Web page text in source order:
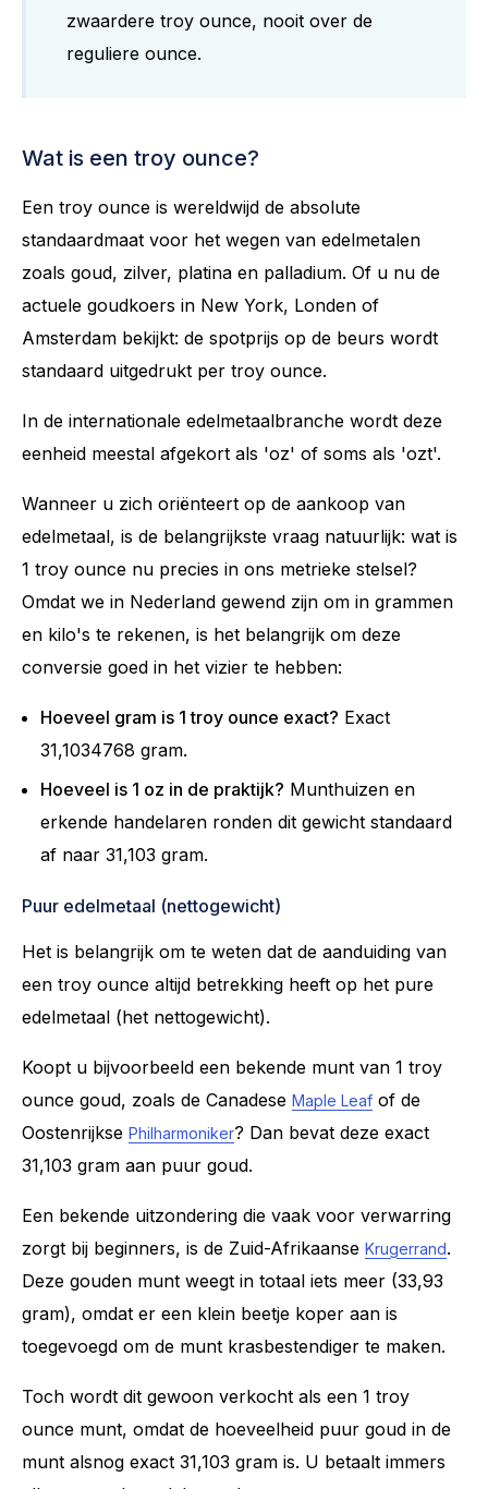
zwaardere troy ounce, nooit over de
reguliere ounce.
Wat is een troy ounce?
Een troy ounce is wereldwijd de absolute
standaardmaat voor het wegen van edelmetalen
zoals goud, zilver, platina en palladium. Of u nu de
actuele goudkoers in New York, Londen of
Amsterdam bekijkt: de spotprijs op de beurs wordt
standaard uitgedrukt per troy ounce.
In de internationale edelmetaalbranche wordt deze
eenheid meestal afgekort als 'oz' of soms als 'ozt'.
Wanneer u zich oriënteert op de aankoop van
edelmetaal, is de belangrijkste vraag natuurlijk: wat is
1 troy ounce nu precies in ons metrieke stelsel?
Omdat we in Nederland gewend zijn om in grammen
en kilo's te rekenen, is het belangrijk om deze
conversie goed in het vizier te hebben:
Hoeveel gram is 1 troy ounce exact? Exact
31,1034768 gram.
Hoeveel is 1 oz in de praktijk? Munthuizen en
erkende handelaren ronden dit gewicht standaard
af naar 31,103 gram.
Puur edelmetaal (nettogewicht)
Het is belangrijk om te weten dat de aanduiding van
een troy ounce altijd betrekking heeft op het pure
edelmetaal (het nettogewicht).
Koopt u bijvoorbeeld een bekende munt van 1 troy
ounce goud, zoals de Canadese Maple Leaf of de
Oostenrijkse Philharmoniker? Dan bevat deze exact
31,103 gram aan puur goud.
Een bekende uitzondering die vaak voor verwarring
zorgt bij beginners, is de Zuid-Afrikaanse Krugerrand.
Deze gouden munt weegt in totaal iets meer (33,93
gram), omdat er een klein beetje koper aan is
toegevoegd om de munt krasbestendiger te maken.
Toch wordt dit gewoon verkocht als een 1 troy
ounce munt, omdat de hoeveelheid puur goud in de
munt alsnog exact 31,103 gram is. U betaalt immers